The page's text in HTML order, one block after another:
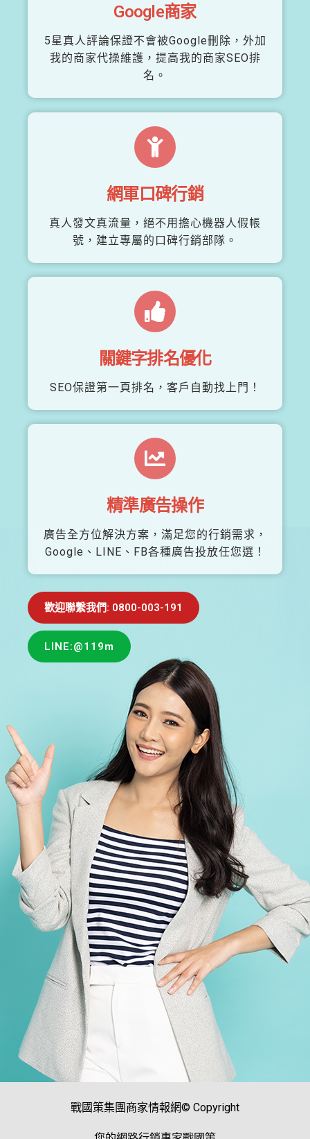
Google商家
5星真人評論保證不會被Google刪除，外加
我的商家代操維護，提高我的商家SEO排
名。
網軍口碑行銷
真人發文真流量，絕不用擔心機器人假帳
號，建立專屬的口碑行銷部隊。
關鍵字排名優化
SEO保證第一頁排名，客戶自動找上門！
精準廣告操作
廣告全方位解決方案，滿足您的行銷需求，
Google、LINE、FB各種廣告投放任您選！
歡迎聯繫我們: 0800-003-191
LINE:@119m
戰國策集團商家情報網© Copyright